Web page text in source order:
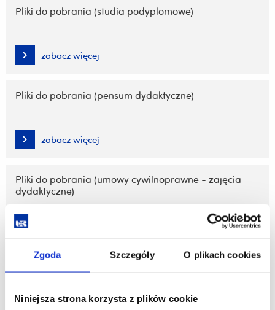
Zgoda Szczegóły O plikach cookies
Niniejsza strona korzysta z plików cookie
Pliki do pobrania (studia podyplomowe)
zobacz więcej
Pliki do pobrania (pensum dydaktyczne)
zobacz więcej
Pliki do pobrania (umowy cywilnoprawne - zajęcia
dydaktyczne)
Pliki do pobrania (nostryfikacja)